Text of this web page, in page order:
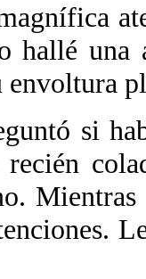
hallé una
envoltura
si
recién
Mientras